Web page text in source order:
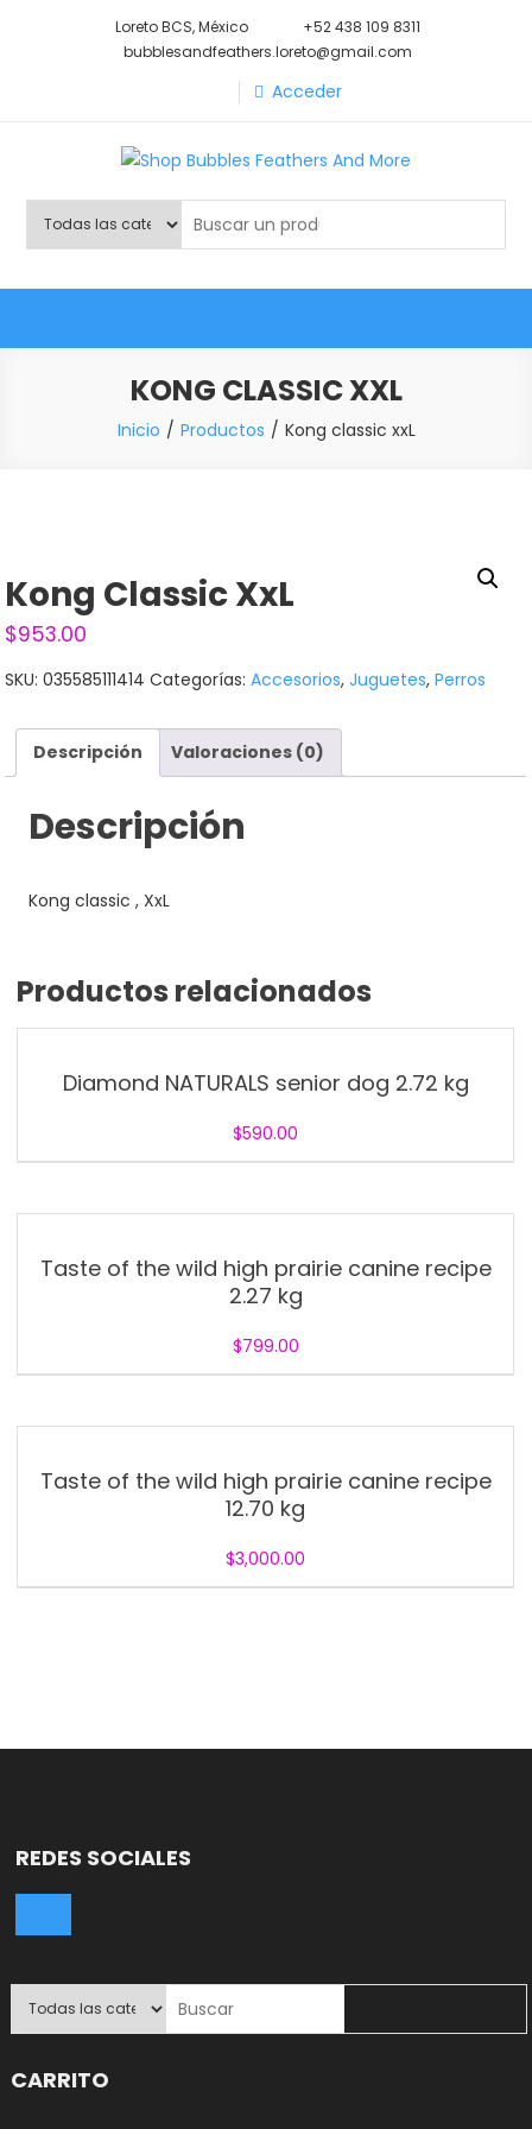
Loreto BCS, México
+52 438 109 8311
bubblesandfeathers.loreto@gmail.com
Acceder
Shop Bubbles Feathers And
More
KONG CLASSIC XXL
Inicio Productos Kong classic xxL
Kong Classic XxL
$953.00
SKU:035585111414 Categorías:Accesorios,Juguetes,Perros
Descripción Valoraciones (0)
Descripción
Kong classic , XxL
Productos relacionados
Diamond NATURALS senior dog 2.72 kg
$590.00
Taste of the wild high prairie canine recipe
2.27 kg
$799.00
Taste of the wild high prairie canine recipe
12.70 kg
$3,000.00
REDES SOCIALES
CARRITO